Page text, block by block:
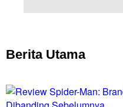
Berita Utama